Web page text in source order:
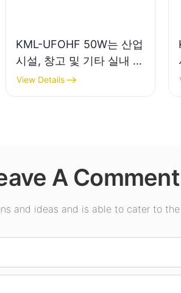
KML-UFOHF 50W는 산업
시설, 창고 및 기타 실내 조
명 용도에 적합한 LED 하
이베이 조명입니다.
View Details
A Comment
and ideas and is able to cater to the